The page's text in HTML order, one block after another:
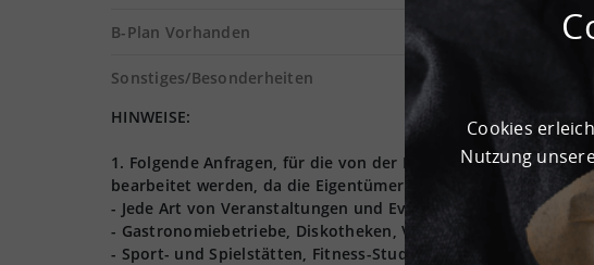
B-Plan Vorhanden
Sonstiges/Besonderheiten
HINWEISE:
1. Folgende Anfragen, für die von der Logivest GmbH
bearbeitet werden, da die Eigentümer nur Lager, Logistik,
- Jede Art von Veranstaltungen und Events (Hochzeiten,
- Gastronomiebetriebe, Diskotheken, Vergnügungsstätten
- Sport- und Spielstätten, Fitness-Studios
Cookies
Nutzung